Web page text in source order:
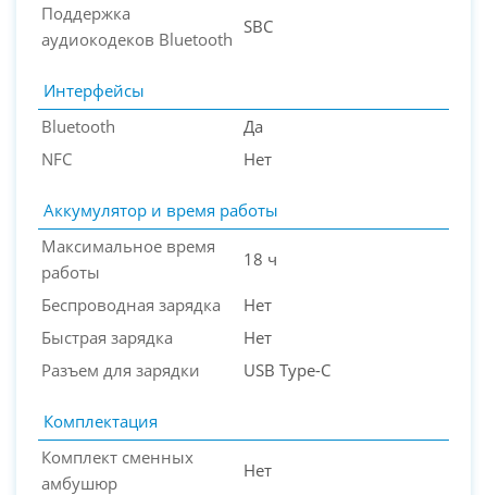
Поддержка
аудиокодеков Bluetooth
SBC
Интерфейсы
Bluetooth
Да
NFC
Нет
Аккумулятор и время работы
Максимальное время
работы
18 ч
Беспроводная зарядка
Нет
Быстрая зарядка
Нет
Разъем для зарядки
USB Type-C
Комплектация
Комплект сменных
амбушюр
Нет